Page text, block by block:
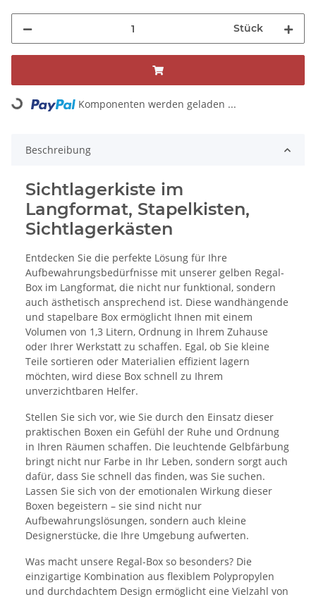
Stück
Loading... Komponenten werden geladen ...
Beschreibung
Sichtlagerkiste im
Langformat, Stapelkisten,
Sichtlagerkästen
Entdecken Sie die perfekte Lösung für Ihre
Aufbewahrungsbedürfnisse mit unserer gelben Regal-
Box im Langformat, die nicht nur funktional, sondern
auch ästhetisch ansprechend ist. Diese wandhängende
und stapelbare Box ermöglicht Ihnen mit einem
Volumen von 1,3 Litern, Ordnung in Ihrem Zuhause
oder Ihrer Werkstatt zu schaffen. Egal, ob Sie kleine
Teile sortieren oder Materialien effizient lagern
möchten, wird diese Box schnell zu Ihrem
unverzichtbaren Helfer.
Stellen Sie sich vor, wie Sie durch den Einsatz dieser
praktischen Boxen ein Gefühl der Ruhe und Ordnung
in Ihren Räumen schaffen. Die leuchtende Gelbfärbung
bringt nicht nur Farbe in Ihr Leben, sondern sorgt auch
dafür, dass Sie schnell das finden, was Sie suchen.
Lassen Sie sich von der emotionalen Wirkung dieser
Boxen begeistern – sie sind nicht nur
Aufbewahrungslösungen, sondern auch kleine
Designerstücke, die Ihre Umgebung aufwerten.
Was macht unsere Regal-Box so besonders? Die
einzigartige Kombination aus flexiblem Polypropylen
und durchdachtem Design ermöglicht eine Vielzahl von